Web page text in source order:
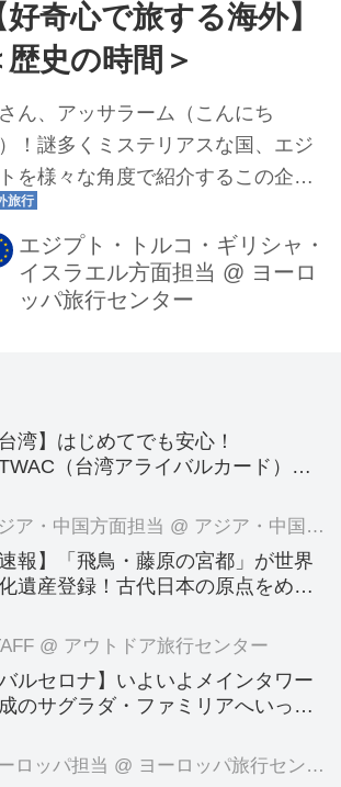
好奇心で旅する海外】
歴史の時間＞
ん、アッサラーム（こんにち
！謎多くミステリアスな国、エジ
を様々な角度で紹介するこの企
第3回目の本日は「エジプトの美
について！世界の三大美女のうち
一人「クレオパトラ」。絶世の美女
謳われたクレオパトラとは一体どん
エジプト・トルコ・ギリシャ・
イスラエル方面担当 @ ヨーロ
ッパ旅行センター
台湾】はじめてでも安心！
TWAC（台湾アライバルカード）」
ア・中国方面担当 @ アジア・中国旅行センター
速報】「飛鳥・藤原の宮都」が世界
遺産登録！古代日本の原点をめぐ
ーマのある旅
@ アウトドア旅行センター
バルセロナ】いよいよメインタワー
のサグラダ・ファミリアへいって
ロッパ担当 @ ヨーロッパ旅行センター